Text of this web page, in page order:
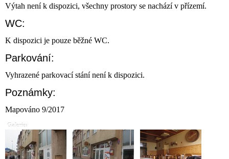
Výtah není k dispozici, všechny prostory se nachází v přízemí.
WC:
K dispozici je pouze běžné WC.
Parkování:
Vyhrazené parkovací stání není k dispozici.
Poznámky:
Mapováno 9/2017
Galerie: